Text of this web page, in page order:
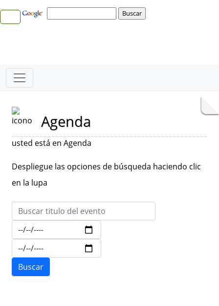
Agenda
usted está en Agenda
Despliegue las opciones de búsqueda haciendo clic
en la lupa